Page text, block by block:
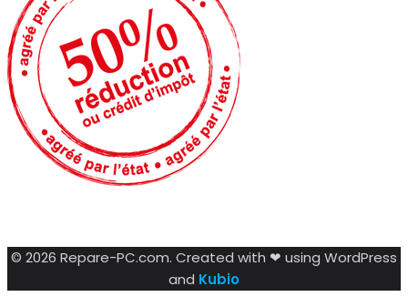
© 2026 Repare-PC.com. Created with ❤ using WordPress
and Kubio